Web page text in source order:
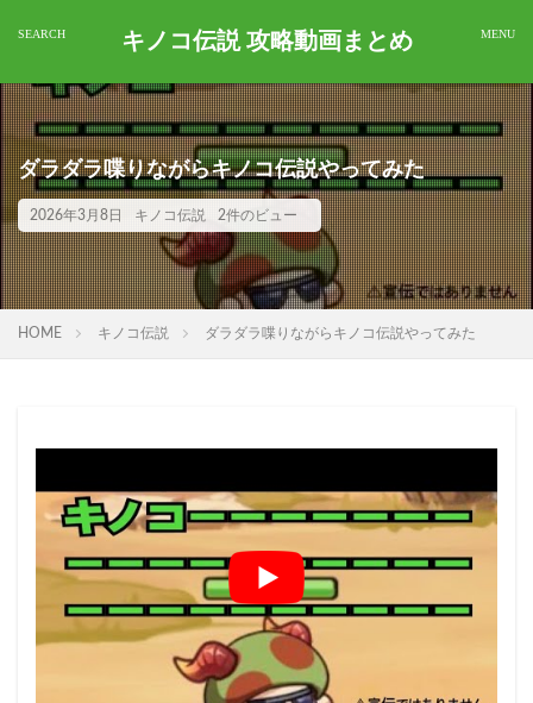
キノコ伝説 攻略動画まとめ
ダラダラ喋りながらキノコ伝説やってみた
2026年3月8日 キノコ伝説 2件のビュー
HOME キノコ伝説 ダラダラ喋りながらキノコ伝説やってみた